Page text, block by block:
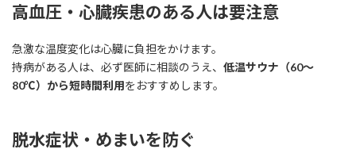
高血圧・心臓疾患のある人は要注意
急激な温度変化は心臓に負担をかけます。
持病がある人は、必ず医師に相談のうえ、 低温サウナ（60〜
80℃）から短時間利用をおすすめします。
脱水症状・めまいを防ぐ